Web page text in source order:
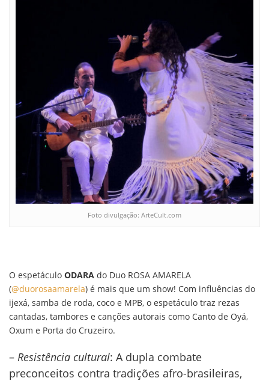
Foto divulgação: ArteCult.com
O espetáculo ODARA do Duo ROSA AMARELA
(@duorosaamarela) é mais que um show! Com influências do
ijexá, samba de roda, coco e MPB, o espetáculo traz rezas
cantadas, tambores e canções autorais como Canto de Oyá,
Oxum e Porta do Cruzeiro.
– Resistência cultural: A dupla combate
preconceitos contra tradições afro-brasileiras,